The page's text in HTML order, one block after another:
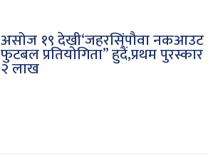
असोज १९ देखी‘जहरसिंपौवा नकआउट
फुटबल प्रतियोगिता” हुदैं,प्रथम पुरस्कार
२ लाख